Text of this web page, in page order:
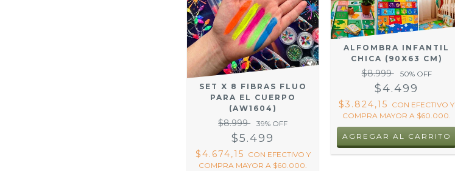
SET X 8 FIBRAS FLUO
PARA EL CUERPO
(AW1604)
$8.999 39% OFF
$5.499
$4.674,15 CON EFECTIVO Y
COMPRA MAYOR A $60.000.
ALFOMBRA INFANTIL
CHICA (90X63 CM)
$8.999 50% OFF
$4.499
$3.824,15 CON EFECTIVO Y
COMPRA MAYOR A $60.000.